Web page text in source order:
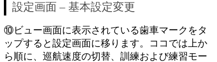
設定画面 – 基本設定変更
⑩ビュー画面に表示されている歯車マークをタ
ップすると設定画面に移ります。ココでは上か
ら順に、巡航速度の切替、訓練および練習モー